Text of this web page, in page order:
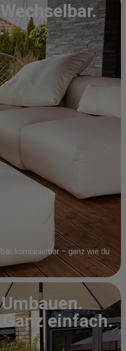
kombinierbar – ganz wie du
einfach.